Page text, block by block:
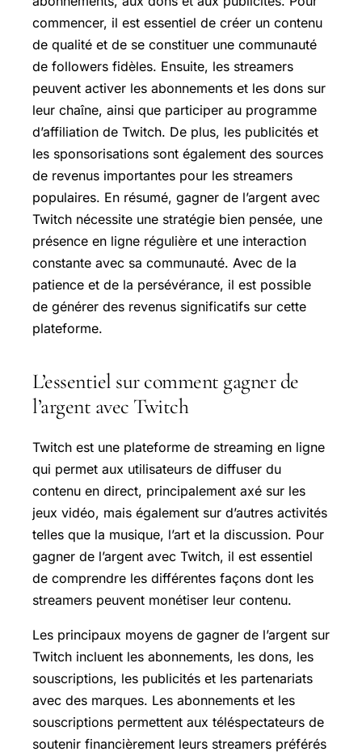
commencer, il est essentiel de créer un contenu
de qualité et de se constituer une communauté
de followers fidèles. Ensuite, les streamers
peuvent activer les abonnements et les dons sur
leur chaîne, ainsi que participer au programme
d’affiliation de Twitch. De plus, les publicités et
les sponsorisations sont également des sources
de revenus importantes pour les streamers
populaires. En résumé, gagner de l’argent avec
Twitch nécessite une stratégie bien pensée, une
présence en ligne régulière et une interaction
constante avec sa communauté. Avec de la
patience et de la persévérance, il est possible
de générer des revenus significatifs sur cette
plateforme.
L’essentiel sur comment gagner de
l’argent avec Twitch
Twitch est une plateforme de streaming en ligne
qui permet aux utilisateurs de diffuser du
contenu en direct, principalement axé sur les
jeux vidéo, mais également sur d’autres activités
telles que la musique, l’art et la discussion. Pour
gagner de l’argent avec Twitch, il est essentiel
de comprendre les différentes façons dont les
streamers peuvent monétiser leur contenu.
Les principaux moyens de gagner de l’argent sur
Twitch incluent les abonnements, les dons, les
souscriptions, les publicités et les partenariats
avec des marques. Les abonnements et les
souscriptions permettent aux téléspectateurs de
soutenir financièrement leurs streamers préférés